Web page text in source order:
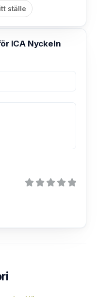
ställe
ICA Nyckeln